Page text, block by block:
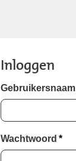
Inloggen
Gebruikersnaam
Wachtwoord *